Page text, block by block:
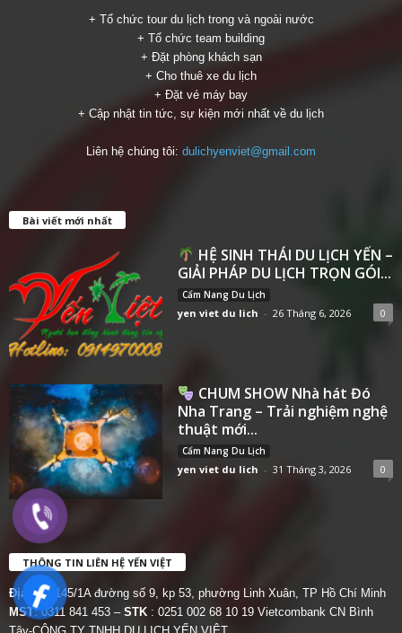
+ Tổ chức tour du lịch trong và ngoài nước
+ Tổ chức team building
+ Đặt phòng khách sạn
+ Cho thuê xe du lịch
+ Đặt vé máy bay
+ Cập nhật tin tức, sự kiện mới nhất về du lịch
Liên hệ chúng tôi: dulichyenviet@gmail.com
Bài viết mới nhất
HỆ SINH THÁI DU LỊCH YẾN –
GIẢI PHÁP DU LỊCH TRỌN GÓI...
Cẩm Nang Du Lịch
yen viet du lich - 26 Tháng 6, 2026 0
CHUM SHOW Nhà hát Đó
Nha Trang – Trải nghiệm nghệ
thuật mới...
Cẩm Nang Du Lịch
yen viet du lich - 31 Tháng 3, 2026 0
THÔNG TIN LIÊN HỆ YẾN VIỆT
Địa chỉ: 145/1A đường số 9, kp 53, phường Linh Xuân, TP Hồ Chí Minh
MST: 0311 841 453 – STK : 0251 002 68 10 19 Vietcombank CN Bình